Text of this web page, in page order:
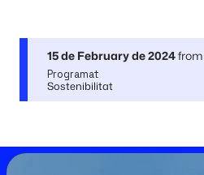
15 de February de 2024from
Programat
Sostenibilitat